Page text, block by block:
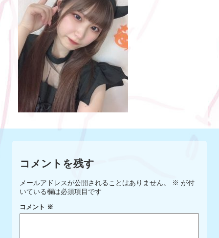
コメントを残す
メールアドレスが公開されることはありません。 ※ が付
いている欄は必須項目です
コメント ※